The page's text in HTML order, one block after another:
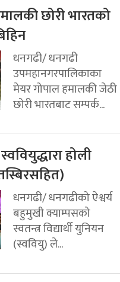
छोरी भारतको
धनगढी/ धनगढी
उपमहानगरपालिकाका
मेयर गोपाल हमालकी जेठी
छोरी भारतबाट सम्पर्क...
होली
धनगढी/ धनगढीको ऐश्वर्य
बहुमुखी क्याम्पसको
स्वतन्त्र विद्यार्थी युनियन
(स्ववियु) ले...